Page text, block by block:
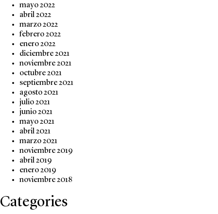
mayo 2022
abril 2022
marzo 2022
febrero 2022
enero 2022
diciembre 2021
noviembre 2021
octubre 2021
septiembre 2021
agosto 2021
julio 2021
junio 2021
mayo 2021
abril 2021
marzo 2021
noviembre 2019
abril 2019
enero 2019
noviembre 2018
Categories